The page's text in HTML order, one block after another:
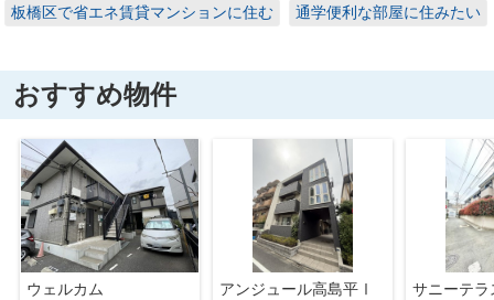
板橋区で省エネ賃貸マンションに住む 通学便利な部屋に住みたい
おすすめ物件
ウェルカム
アンジュール高島平Ⅰ
サニーテラ